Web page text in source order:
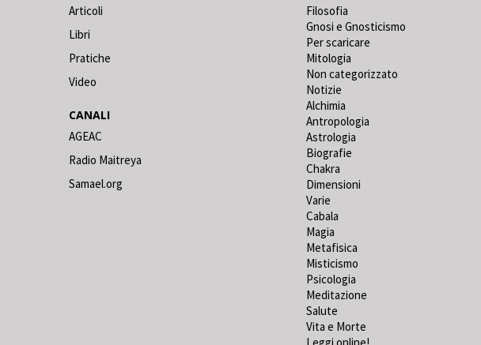
Articoli
Libri
Pratiche
Video
CANALI
AGEAC
Radio Maitreya
Samael.org
Filosofia
Gnosi e Gnosticismo
Per scaricare
Mitologia
Non categorizzato
Notizie
Alchimia
Antropologia
Astrologia
Biografie
Chakra
Dimensioni
Varie
Cabala
Magia
Metafisica
Misticismo
Psicologia
Meditazione
Salute
Vita e Morte